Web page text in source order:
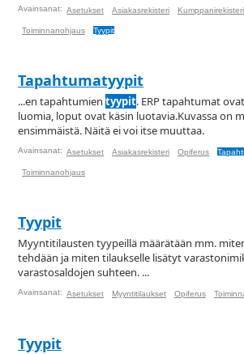
Avainsanat: Asetukset Asiakasrekisteri Kumppanirekisteri
Toiminnanohjaus Tyypit
Tapahtumatyypit
...en tapahtumien tyypit. ERP tapahtumat
luomia, loput ovat käsin luotavia.Kuvassa on
ensimmäistä. Näitä ei voi itse muuttaa.
Avainsanat: Asetukset Asiakasrekisteri Opiferus
Toiminnanohjaus
Tyypit
Myyntitilausten tyypeillä määrätään mm.
tehdään ja miten tilaukselle lisätyt
varastosaldojen suhteen. ...
Avainsanat: Asetukset Myyntitilaukset Opiferus
Tyypit